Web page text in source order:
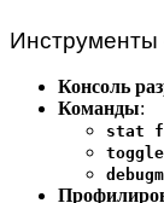
Инструменты
Консоль
Команды:
stat